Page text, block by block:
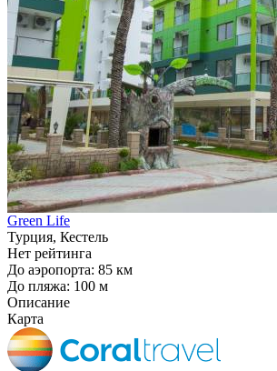
Green Life
Турция, Кестель
Нет рейтинга
До аэропорта: 85 км
До пляжа: 100 м
Описание
Карта